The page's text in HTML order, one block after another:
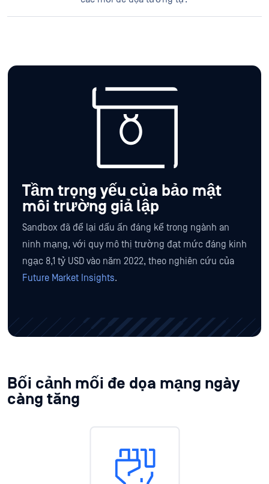
Tầm trọng yếu của bảo mật
môi trường giả lập
Sandbox đã để lại dấu ấn đáng kể trong ngành an
ninh mạng, với quy mô thị trường đạt mức đáng kinh
ngạc 8,1 tỷ USD vào năm 2022, theo nghiên cứu của
Future Market Insights.
Bối cảnh mối đe dọa mạng ngày
càng tăng